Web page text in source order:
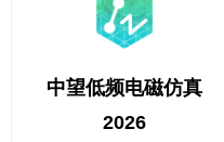
中望低频电磁仿真
2026